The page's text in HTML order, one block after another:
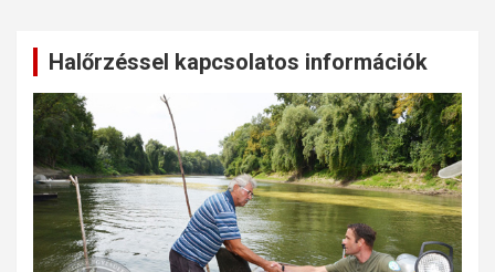
Halőrzéssel kapcsolatos információk